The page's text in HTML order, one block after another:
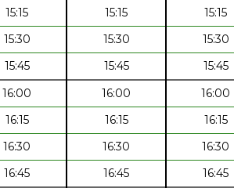
15:15 15:15 15:15
15:30 15:30 15:30
15:45 15:45 15:45
16:00 16:00 16:00
16:15 16:15 16:15
16:30 16:30 16:30
16:45 16:45 16:45